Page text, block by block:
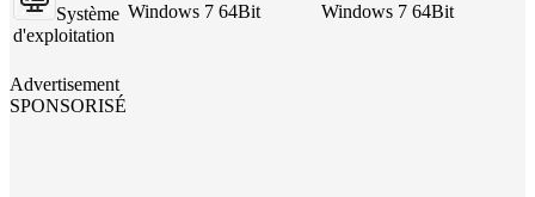
Système
d'exploitation
Windows 7 64Bit Windows 7 64Bit
Advertisement
SPONSORISÉ